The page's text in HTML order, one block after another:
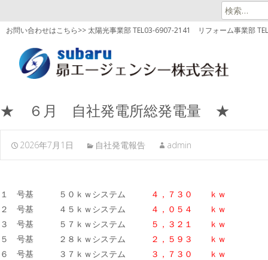
検
索:
お問い合わせはこちら>> 太陽光事業部 TEL03-6907-2141 リフォーム事業部
★ ６月 自社発電所総発電量 ★
2026年7月1日 自社発電報告 admin
１ 号基 ５０ｋｗシステム
４，７３０ ｋｗ
２ 号基 ４５ｋｗシステム
４，０５４ ｋｗ
３ 号基 ５７ｋｗシステム
５，３２１ ｋｗ
５ 号基 ２８ｋｗシステム
２，５９３ ｋｗ
６ 号基 ３７ｋｗシステム
３，７３０ ｋｗ